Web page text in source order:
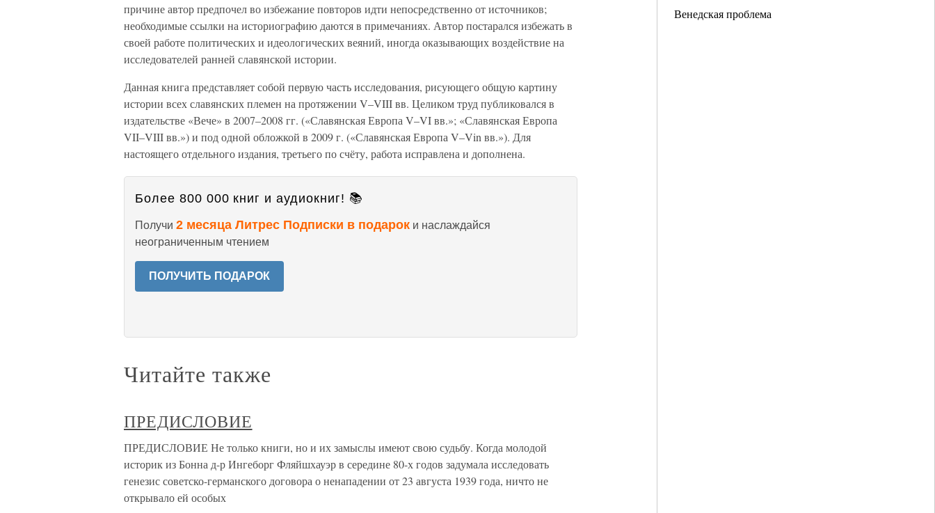
Венедская проблема
причине автор предпочел во избежание повторов идти непосредственно от источников;
необходимые ссылки на историографию даются в примечаниях. Автор постарался избежать в
своей работе политических и идеологических веяний, иногда оказывающих воздействие на
исследователей ранней славянской истории.
Данная книга представляет собой первую часть исследования, рисующего общую картину
истории всех славянских племен на протяжении V–VIII вв. Целиком труд публиковался в
издательстве «Вече» в 2007–2008 гг. («Славянская Европа V–VI вв.»; «Славянская Европа
VII–VIII вв.») и под одной обложкой в 2009 г. («Славянская Европа V–Vin вв.»). Для
настоящего отдельного издания, третьего по счёту, работа исправлена и дополнена.
Более 800 000 книг и аудиокниг! 📚
Получи 2 месяца Литрес Подписки в подарок и наслаждайся
неограниченным чтением
ПОЛУЧИТЬ ПОДАРОК
Читайте также
ПРЕДИСЛОВИЕ
ПРЕДИСЛОВИЕ Не только книги, но и их замыслы имеют свою судьбу. Когда моло­дой
историк из Бонна д-р Ингеборг Фляйшхауэр в середине 80-х годов задумала исследовать
генезис советско-германского договора о ненапа­дении от 23 августа 1939 года, ничто не
открывало ей особых